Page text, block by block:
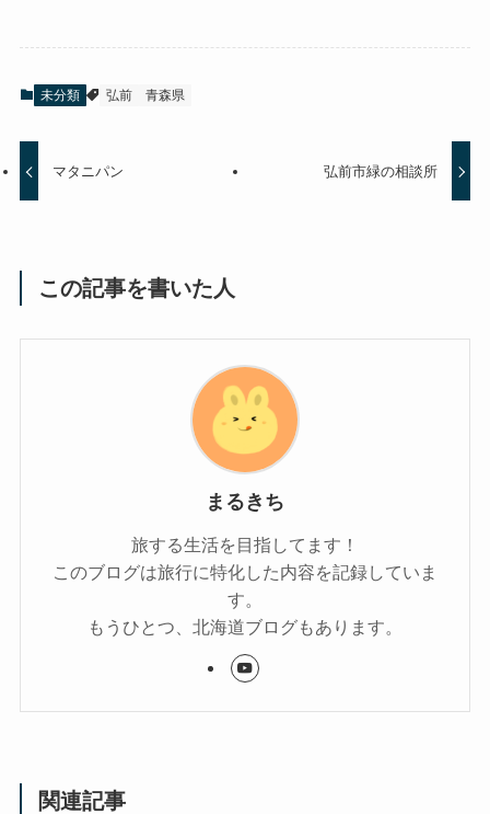
未分類 弘前 青森県
マタニパン 弘前市緑の相談所
この記事を書いた人
まるきち
旅する生活を目指してます！
このブログは旅行に特化した内容を記録していま
す。
もうひとつ、北海道ブログもあります。
関連記事